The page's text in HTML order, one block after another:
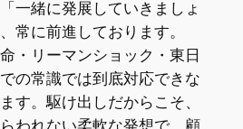
一緒に発展していきましょ
常に前進しております。
・リーマンショック・東日
の常識では到底対応できな
す。駆け出しだからこそ、